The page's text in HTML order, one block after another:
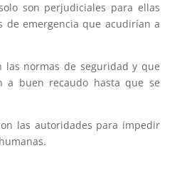
son perjudiciales para ellas
de emergencia que acudirían a
las normas de seguridad y que
a buen recaudo hasta que se
las autoridades para impedir